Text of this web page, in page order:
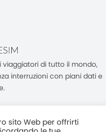
i viaggiatori di tutto il mondo,
interruzioni con piani dati e
sito Web per offrirti